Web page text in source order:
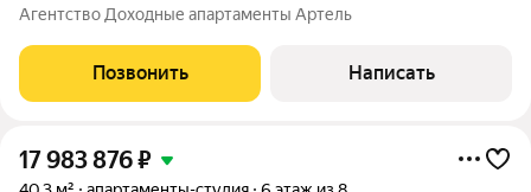
Приобретайте апартаменты в Artel 17/52 это новый клубный
отель под управлением известного сетевого оператора WONE
Агентство Доходные апартаменты Артель
Позвонить Написать
17 983 876₽